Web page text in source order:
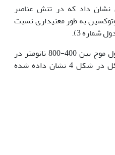
نشان داد که در تنش عناصر
به طور معنی‏داری نسبت
شماره 3).
طیف جذبی نیتروتوکسین در طول موج بین 400-800 نانومتر در
تیمارهای کلریدروی و کلریدنیکل در شکل 4 نشان داده شده